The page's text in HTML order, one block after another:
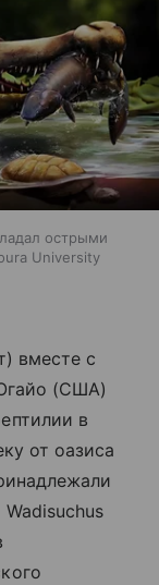
острыми
University
вместе с
(США)
в
от оазиса